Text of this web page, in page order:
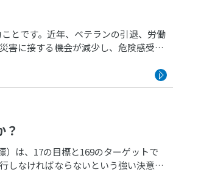
とです。近年、ベテランの引退、労働
害に接する機会が減少し、危険感受性
？
）は、17の目標と169のターゲットで
しなければならないという強い決意を